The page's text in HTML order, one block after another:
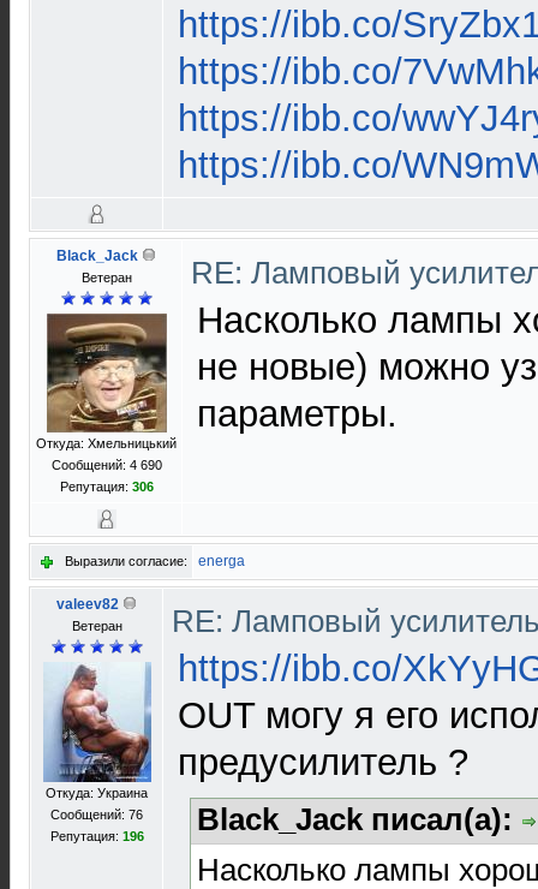
https://ibb.co/
https://ibb.co/
https://ibb.co/
https://ibb.co/
Black_Jack
Ветеран
Откуда: Хмельницький
Сообщений: 4 690
Репутация: 306
RE: Ламповый
Насколько лампы
не новые) можно
параметры.
Выразили согласие: energa
valeev82
Ветеран
Откуда: Украина
Сообщений: 76
Репутация: 196
RE: Ламповый
https://ibb.co/
OUT могу я его
предусилитель ?
Black_Jack писал(а):
Насколько лампы